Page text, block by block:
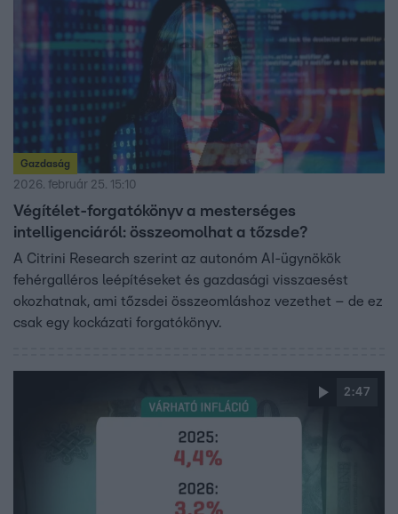
Gazdaság
2026. február 25. 15:10
Végítélet-forgatókönyv a mesterséges
intelligenciáról: összeomolhat a tőzsde?
A Citrini Research szerint az autonóm AI-ügynökök
fehérgalléros leépítéseket és gazdasági visszaesést
okozhatnak, ami tőzsdei összeomláshoz vezethet – de ez
csak egy kockázati forgatókönyv.
2:47